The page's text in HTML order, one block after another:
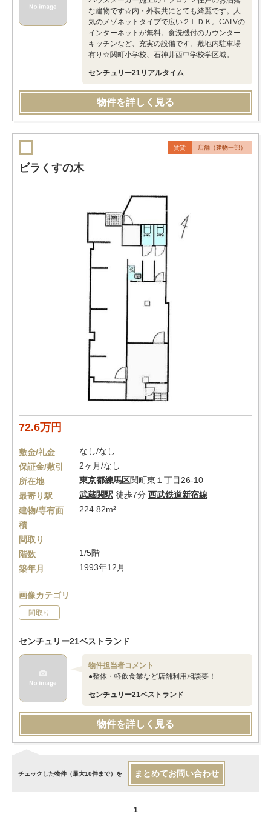
な建物です☆内・外装共にとても綺麗です。人
気のメゾネットタイプで広い２ＬＤＫ。CATVの
インターネットが無料。食洗機付のカウンター
キッチンなど、充実の設備です。敷地内駐車場
有り☆関町小学校、石神井西中学校学区域。
センチュリー21リアルタイム
物件を詳しく見る
賃貸 店舗（建物一部）
ビラくすの木
72.6万円
敷金/礼金
なし/なし
保証金/敷引
2ヶ月/なし
所在地
東京都練馬区関町東１丁目26-10
最寄り駅
武蔵関駅 徒歩7分 西武鉄道新宿線
建物/専有面
積
224.82m²
間取り
階数
1/5階
築年月
1993年12月
画像カテゴリ
間取り
センチュリー21ベストランド
物件担当者コメント
●整体・軽飲食業など店舗利用相談要！
センチュリー21ベストランド
物件を詳しく見る
チェックした物件（最大10件まで）を まとめてお問い合わせ
1